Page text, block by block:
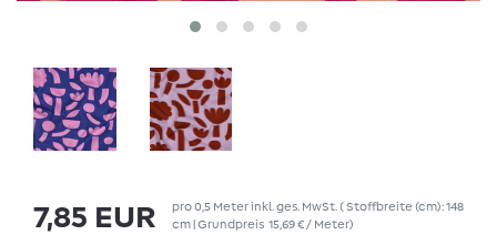
7,85 EUR pro0,5 Meterinkl. ges. MwSt. ( Stoffbreite (cm): 148
cm | Grundpreis 15,69 € / Meter)